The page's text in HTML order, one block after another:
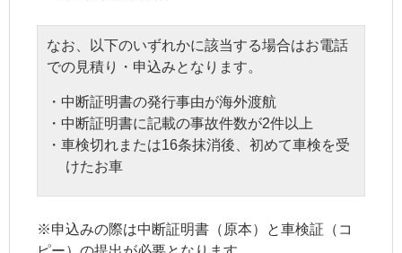
なお、以下のいずれかに該当する場合はお電話
での見積り・申込みとなります。
・ 中断証明書の発行事由が海外渡航
・ 中断証明書に記載の事故件数が2件以上
・車検切れまたは16条抹消後、初めて車検を受
けたお車
※申込みの際は中断証明書 （原本）と車検証（コ